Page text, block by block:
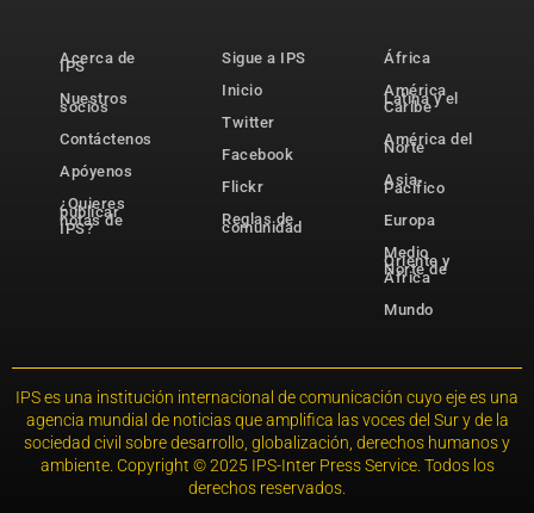
Acerca de
IPS
Nuestros
socios
Contáctenos
Apóyenos
¿Quieres
publicar
notas de
IPS?
Sigue a IPS
Inicio
Twitter
Facebook
Flickr
Reglas de
comunidad
África
América
Latina y el
Caribe
América del
Norte
Asia-
Pacífico
Europa
Medio
Oriente y
Norte de
África
Mundo
IPS es una institución internacional de comunicación cuyo eje es una
agencia mundial de noticias que amplifica las voces del Sur y de la
sociedad civil sobre desarrollo, globalización, derechos humanos y
ambiente. Copyright © 2025 IPS-Inter Press Service. Todos los
derechos reservados.